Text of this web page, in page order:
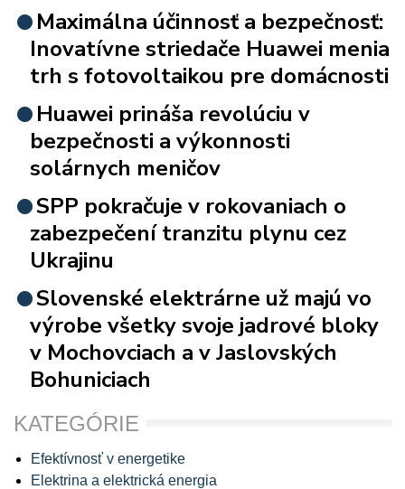
Maximálna účinnosť a bezpečnosť:
Inovatívne striedače Huawei menia
trh s fotovoltaikou pre domácnosti
Huawei prináša revolúciu v
bezpečnosti a výkonnosti
solárnych meničov
SPP pokračuje v rokovaniach o
zabezpečení tranzitu plynu cez
Ukrajinu
Slovenské elektrárne už majú vo
výrobe všetky svoje jadrové bloky
v Mochovciach a v Jaslovských
Bohuniciach
KATEGÓRIE
Efektívnosť v energetike
Elektrina a elektrická energia